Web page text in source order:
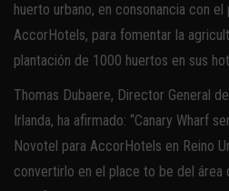
huerto urbano, en consonancia con
AccorHotels, para fomentar la
plantación de 1000 huertos en sus
Thomas Dubaere, Director General
Irlanda, ha afirmado: “Canary Wharf
Novotel para AccorHotels en Reino
convertirlo en el place to be del área